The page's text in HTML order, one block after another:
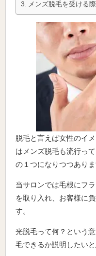
メンズ脱毛を受ける
脱毛と言えば女性のイ
はメンズ脱毛も流行っ
の１つになりつつありま
当サロンでは毛根にフ
を取り入れ、お客様に
す。
光脱毛って何？という
毛できるか説明したいと